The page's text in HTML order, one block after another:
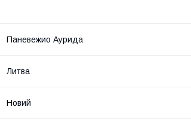
Паневежио Аурида
Литва
Новий